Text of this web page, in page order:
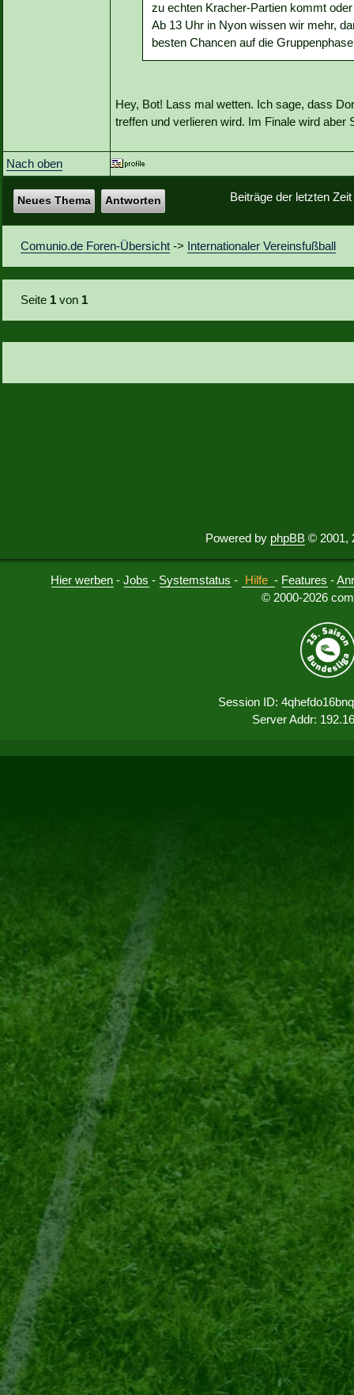
zu echten Kracher-Partien kommt
Ab 13 Uhr in Nyon wissen wir mehr,
besten Chancen auf die
Hey, Bot! Lass mal wetten. Ich sage, dass
treffen und verlieren wird. Im Finale wird aber
Nach oben
Beiträge der letzten
Neues Thema Antworten
Comunio.de Foren-Übersicht -> Internationaler Vereinsfußball
Seite 1 von 1
Powered by phpBB © 2001,
Hier werben -Jobs - Systemstatus - Hilfe - Features -
© 2000-2026
Session ID:
Server Addr: